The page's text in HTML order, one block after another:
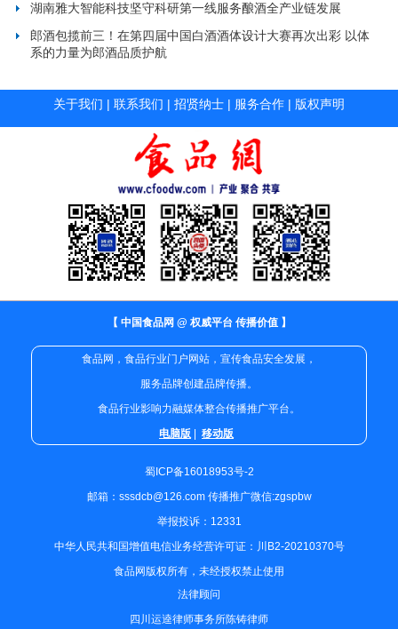
湖南雅大智能科技坚守科研第一线服务酿酒全产业链发展
郎酒包揽前三！在第四届中国白酒酒体设计大赛再次出彩 以体
系的力量为郎酒品质护航
关于我们 | 联系我们 | 招贤纳士 | 服务合作 | 版权声明
【 中国食品网 @ 权威平台 传播价值 】
食品网，食品行业门户网站，宣传食品安全发展，
服务品牌创建品牌传播。
食品行业影响力融媒体整合传播推广平台。
电脑版
移动版
蜀ICP备16018953号-2
邮箱：sssdcb@126.com 传播推广微信:zgspbw
举报投诉：12331
中华人民共和国增值电信业务经营许可证：川B2-20210370号
食品网版权所有，未经授权禁止使用
法律顾问
四川运逵律师事务所陈铸律师